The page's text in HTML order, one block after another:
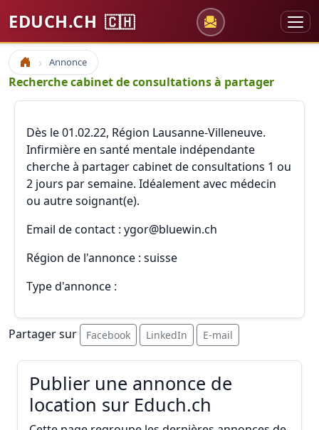
EDUCH.CH 🇨🇭
Accueil Annonce
Recherche cabinet de consultations à partager
Dès le 01.02.22, Région Lausanne-Villeneuve.
Infirmière en santé mentale indépendante
cherche à partager cabinet de consultations 1 ou
2 jours par semaine. Idéalement avec médecin
ou autre soignant(e).
Email de contact : ygor@bluewin.ch
Région de l'annonce : suisse
Type d'annonce :
Partager sur Facebook LinkedIn E-mail
Publier une annonce de
location sur Educh.ch